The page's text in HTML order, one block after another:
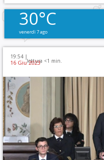
30°C
venerdì 7 ago
19:54 |
lettura <1 min.
16 Giu 2023